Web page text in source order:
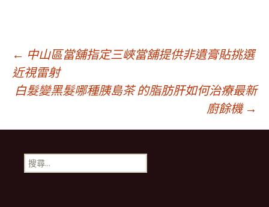
文
章
導
覽
← 中山區當舖指定三峽當舖提供非遺膏貼挑選
近視雷射
白髮變黑髮哪種胰島茶 的脂肪肝如何治療最新
廚餘機 →
搜
尋